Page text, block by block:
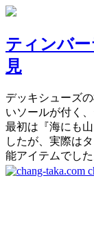
ティンバ
見
デッキシューズ
いソールが付く
最初は『海にも
したが、実際は
能アイテムでした